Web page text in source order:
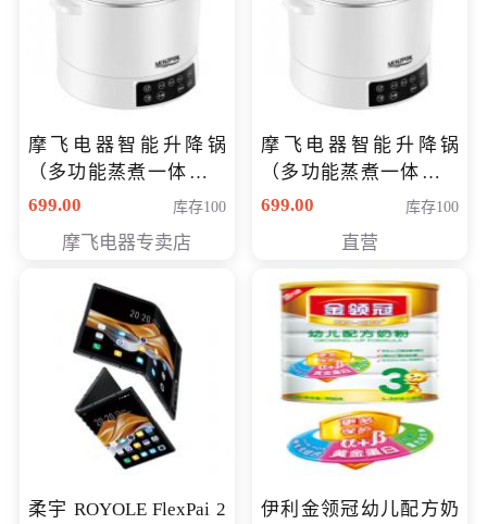
摩飞电器智能升降锅
（多功能蒸煮一体锅）
（智能升降养生锅） 会
699.00 库存100
摩飞电器专卖店
摩飞电器智能升降锅
（多功能蒸煮一体锅）
（智能升降养生锅） 会
699.00 库存100
直营
柔宇 ROYOLE FlexPai 2
伊利金领冠幼儿配方奶